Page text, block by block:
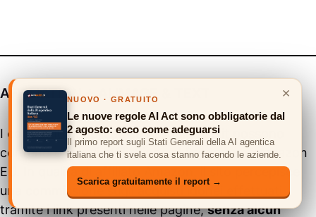
AFFILIATION + AI IMAGE & TEXT
I contenuti pubblicati suAssodigitale.it
contenere link di affiliazione al Programma Amazon
EU. In qualità di affiliato Amazon, il sito percepisce
una commissione sugli acquisti idonei effettuati
tramite i link presenti nelle pagine,senza alcun
×
NUOVO · GRATUITO
Le nuove regole AI Act sono obbligatorie dal
2 agosto: ecco come adeguarsi
Il primo report sugli Stati Generali della AI agentica
italiana che ti svela cosa stanno facendo le aziende.
Scarica gratuitamente il report →